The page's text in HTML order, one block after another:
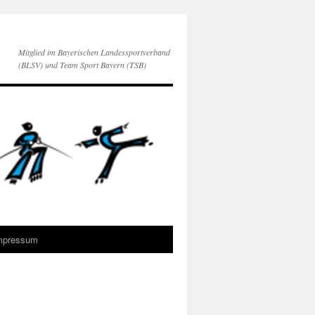
Mitglied im Bayerischen Landessportverband
(BLSV) und Team Sport Bayern (TSB)